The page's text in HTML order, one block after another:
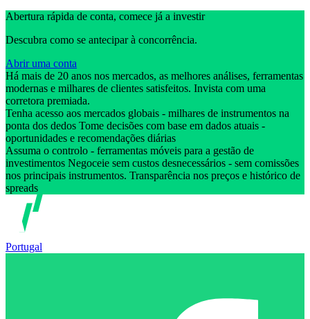
Abertura rápida de conta, comece já a investir
Descubra como se antecipar à concorrência.
Abrir uma conta
Há mais de 20 anos nos mercados, as melhores análises, ferramentas
modernas e milhares de clientes satisfeitos. Invista com uma
corretora premiada.
Tenha acesso aos mercados globais - milhares de instrumentos na
ponta dos dedos Tome decisões com base em dados atuais -
oportunidades e recomendações diárias
Assuma o controlo - ferramentas móveis para a gestão de
investimentos Negoceie sem custos desnecessários - sem comissões
nos principais instrumentos. Transparência nos preços e histórico de
spreads
Portugal